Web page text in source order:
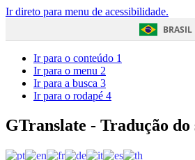
Ir direto para menu de acessibilidade.
BRASIL
Ir para o conteúdo 1
Ir para o menu 2
Ir para a busca 3
Ir para o rodapé 4
GTranslate - Tradução do